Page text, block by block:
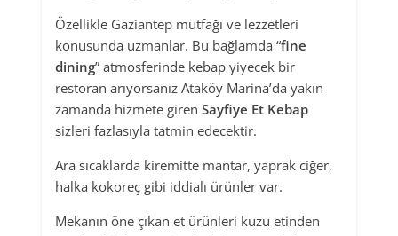
Özellikle Gaziantep mutfağı ve lezzetleri
konusunda uzmanlar. Bu bağlamda “fine
dining” atmosferinde kebap yiyecek bir
restoran arıyorsanız Ataköy Marina’da yakın
zamanda hizmete giren Sayfiye Et Kebap
sizleri fazlasıyla tatmin edecektir.
Ara sıcaklarda kiremitte mantar, yaprak ciğer,
halka kokoreç gibi iddialı ürünler var.
Mekanın öne çıkan et ürünleri kuzu etinden